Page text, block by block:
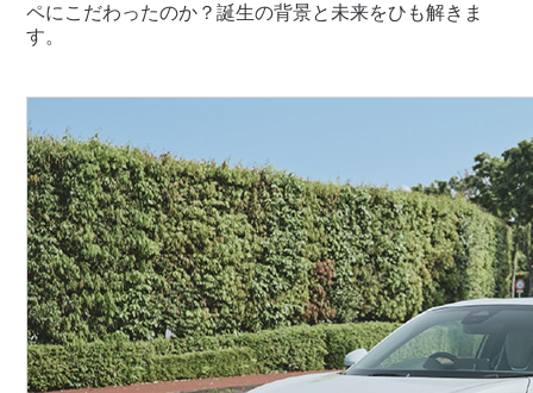
ペにこだわったのか？誕生の背景と未来をひも解きま
す。